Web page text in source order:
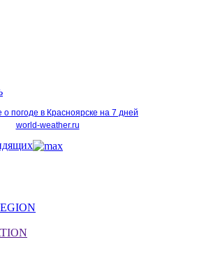
о погоде в Красноярске на 7 дней
world-weather.ru